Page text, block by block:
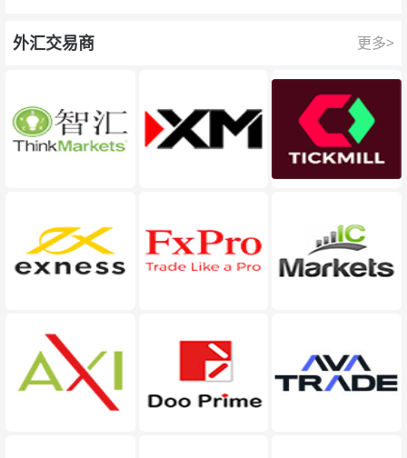
外汇交易商 更多>